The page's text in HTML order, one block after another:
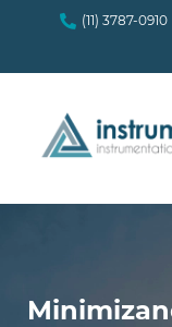
(11) 3787-0910